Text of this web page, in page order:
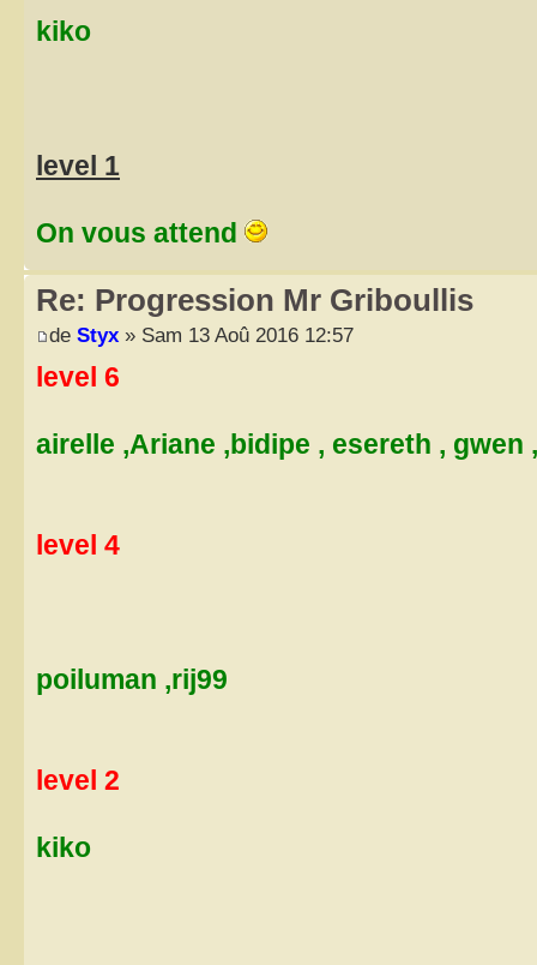
kiko
level 1
On vous attend
Re: Progression Mr Griboullis
de Styx » Sam 13 Aoû 2016 12:57
level 6
airelle ,Ariane ,bidipe , esereth , gwen
level 4
poiluman ,rij99
level 2
kiko